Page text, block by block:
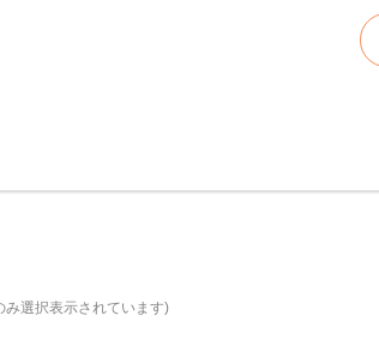
選択表示されています)